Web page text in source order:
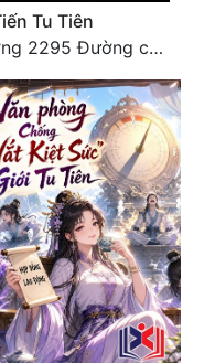
Tu Tiên
Chương 2295 Đường còn rất dài đâu 【 đại kết cục 】